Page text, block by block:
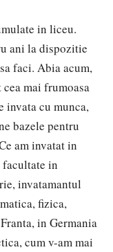
in liceu.
ani la dispozitie
faci. Abia acum,
mai frumoasa
invata cu munca,
bazele pentru
am invatat in
facultate in
invatamantul
fizica,
in Germania
cum v-am mai